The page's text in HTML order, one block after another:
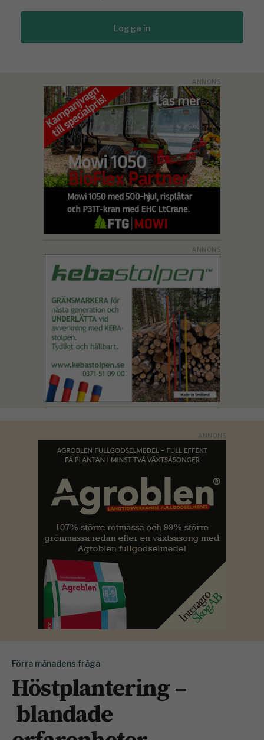
Logga in
Förra månadens fråga
Höstplantering –
blandade